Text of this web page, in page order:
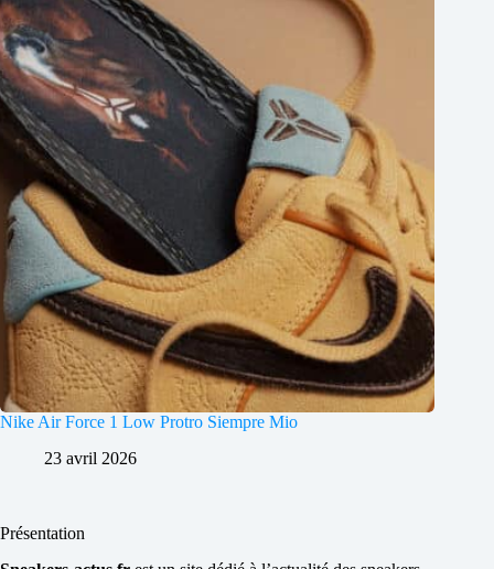
Nike Air Force 1 Low Protro Siempre Mio
23 avril 2026
Présentation